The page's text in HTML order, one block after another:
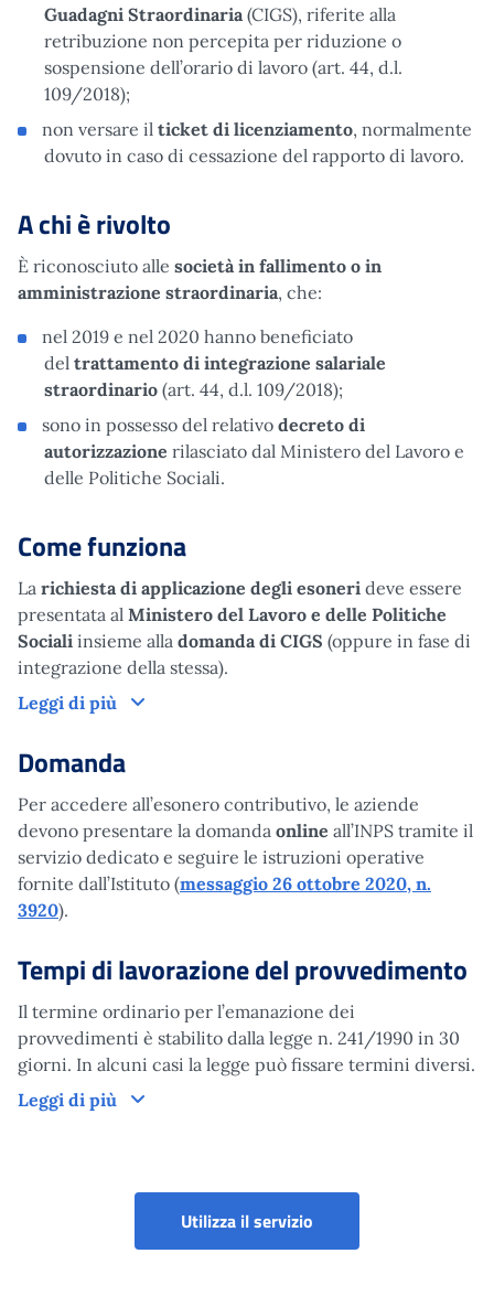
Guadagni Straordinaria (CIGS), riferite alla
retribuzione non percepita per riduzione o
sospensione dell’orario di lavoro (art. 44, d.l.
109/2018);
non versare il ticket di licenziamento, normalmente
dovuto in caso di cessazione del rapporto di lavoro.
A chi è rivolto
È riconosciuto alle società in fallimento o in
amministrazione straordinaria, che:
nel 2019 e nel 2020 hanno beneficiato
del trattamento di integrazione salariale
straordinario (art. 44, d.l. 109/2018);
sono in possesso del relativo decreto di
autorizzazione rilasciato dal Ministero del Lavoro e
delle Politiche Sociali.
Come funziona
La richiesta di applicazione degli esoneri deve essere
presentata al Ministero del Lavoro e delle Politiche
Sociali insieme alla domanda di CIGS (oppure in fase di
integrazione della stessa).
Leggi di più
Come funziona
Domanda
Per accedere all’esonero contributivo, le aziende
devono presentare la domanda online all’INPS tramite il
servizio dedicato e seguire le istruzioni operative
fornite dall’Istituto (messaggio 26 ottobre 2020, n.
3920).
Tempi di lavorazione del provvedimento
Il termine ordinario per l’emanazione dei
provvedimenti è stabilito dalla legge n. 241/1990 in 30
giorni. In alcuni casi la legge può fissare termini diversi.
Leggi di più
Tempi di lavorazione del provvedimento
Utilizza il servizio